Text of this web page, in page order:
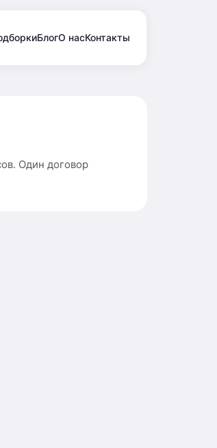
БлогО насКонтакты
Один договор